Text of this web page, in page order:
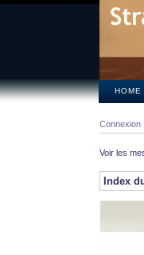
HOME
Connexion
Voir les
Index